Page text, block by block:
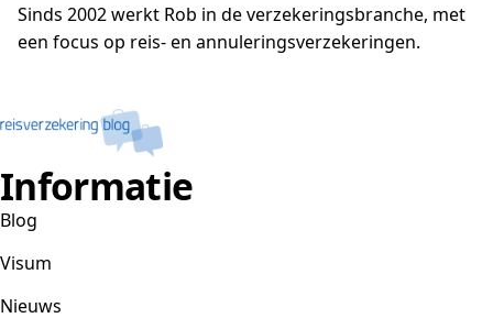
Sinds 2002 werkt Rob in de verzekeringsbranche, met
een focus op reis- en annuleringsverzekeringen.
Informatie
Blog
Visum
Nieuws